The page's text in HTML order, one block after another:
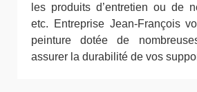
les produits d’entretien ou de
etc. Entreprise Jean-François
peinture dotée de
assurer la durabilité de vos